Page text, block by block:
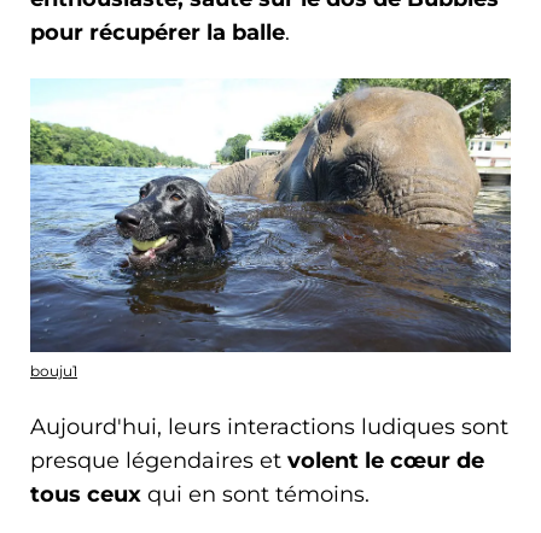
pour récupérer la balle.
bouju1
Aujourd'hui, leurs interactions ludiques sont
presque légendaires et volent le cœur de
tous ceux qui en sont témoins.